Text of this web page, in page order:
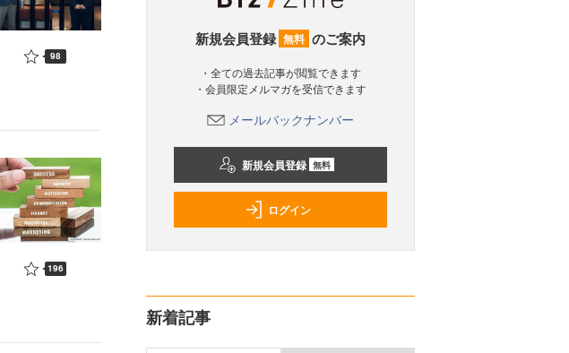
98
196
新規会員登録 無料 のご案内
・全ての過去記事が閲覧できます
・会員限定メルマガを受信できます
メールバックナンバー
新規会員登録 無料
ログイン
新着記事